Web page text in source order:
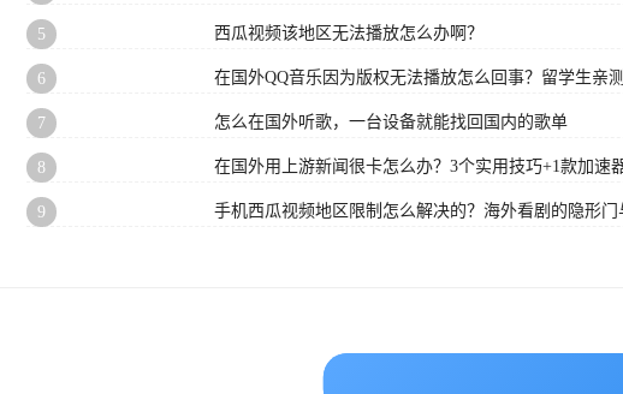
5 西瓜视频该地区无法播放怎么办啊？
6 在国外QQ音乐因为版权无法播放怎么回事？留学生亲
7 怎么在国外听歌，一台设备就能找回国内的歌单
8 在国外用上游新闻很卡怎么办？3个实用技巧+1款加速
9 手机西瓜视频地区限制怎么解决的？海外看剧的隐形门